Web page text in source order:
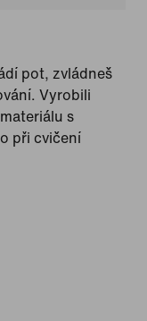
pot, zvládneš
Vyrobili
s
při cvičení